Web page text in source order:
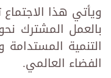
ويأتي هذا الاجتماع
بالعمل المشترك
التنمية
الفضاء العالمي.